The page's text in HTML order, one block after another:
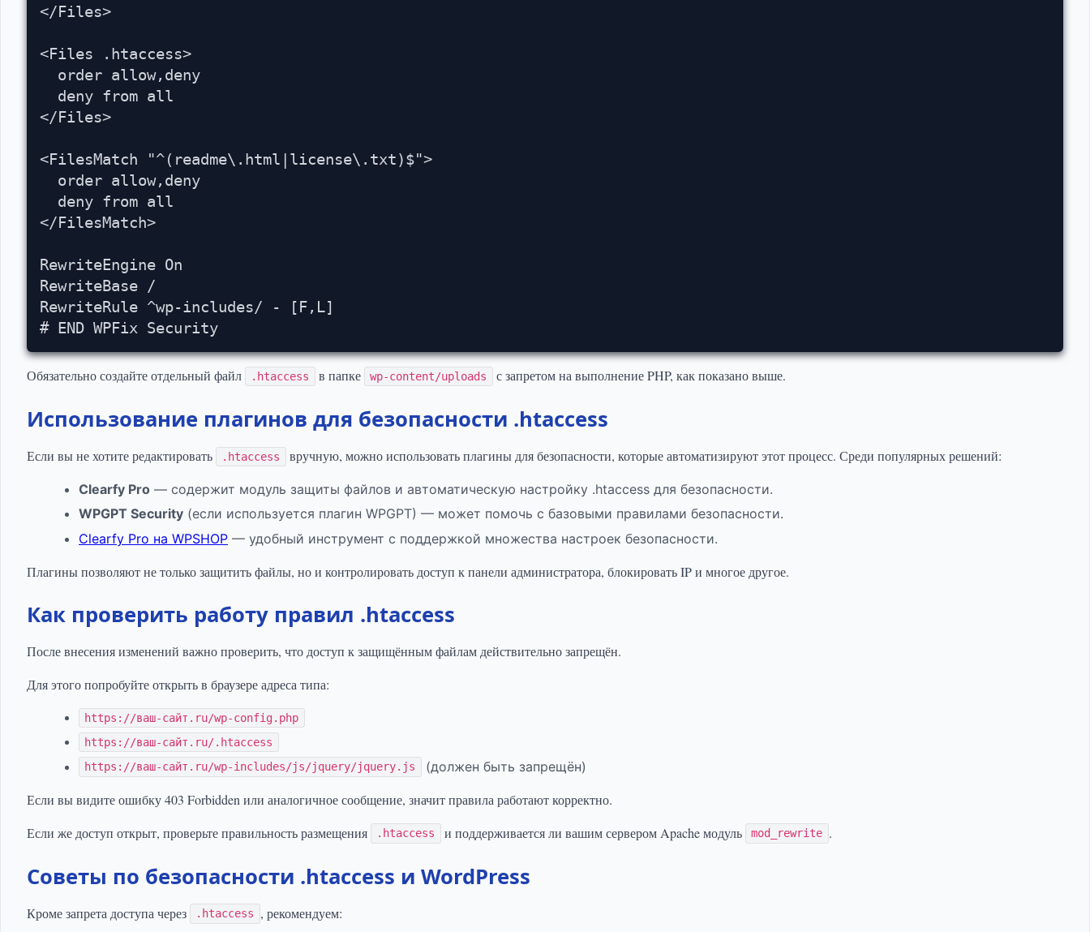
</Files>
<Files .htaccess>
  order allow,deny
  deny from all
</Files>
<FilesMatch "^(readme\.html|license\.txt)$">
  order allow,deny
  deny from all
</FilesMatch>
RewriteEngine On
RewriteBase /
RewriteRule ^wp-includes/ - [F,L]
# END WPFix Security
Обязательно создайте отдельный файл .htaccess в папке wp-content/uploads с запретом на выполнение PHP, как показано выше.
Использование плагинов для безопасности .htaccess
Если вы не хотите редактировать .htaccess вручную, можно использовать плагины для безопасности, которые автоматизируют этот процесс. Среди популярных решений:
Clearfy Pro — содержит модуль защиты файлов и автоматическую настройку .htaccess для безопасности.
WPGPT Security (если используется плагин WPGPT) — может помочь с базовыми правилами безопасности.
Clearfy Pro на WPSHOP — удобный инструмент с поддержкой множества настроек безопасности.
Плагины позволяют не только защитить файлы, но и контролировать доступ к панели администратора, блокировать IP и многое другое.
Как проверить работу правил .htaccess
После внесения изменений важно проверить, что доступ к защищённым файлам действительно запрещён.
Для этого попробуйте открыть в браузере адреса типа:
https://ваш-сайт.ru/wp-config.php
https://ваш-сайт.ru/.htaccess
https://ваш-сайт.ru/wp-includes/js/jquery/jquery.js
(должен быть запрещён)
Если вы видите ошибку 403 Forbidden или аналогичное сообщение, значит правила работают корректно.
Если же доступ открыт, проверьте правильность размещения
.htaccess и поддерживается ли вашим сервером Apache модуль mod_rewrite .
Советы по безопасности .htaccess и WordPress
Кроме запрета доступа через .htaccess , рекомендуем: